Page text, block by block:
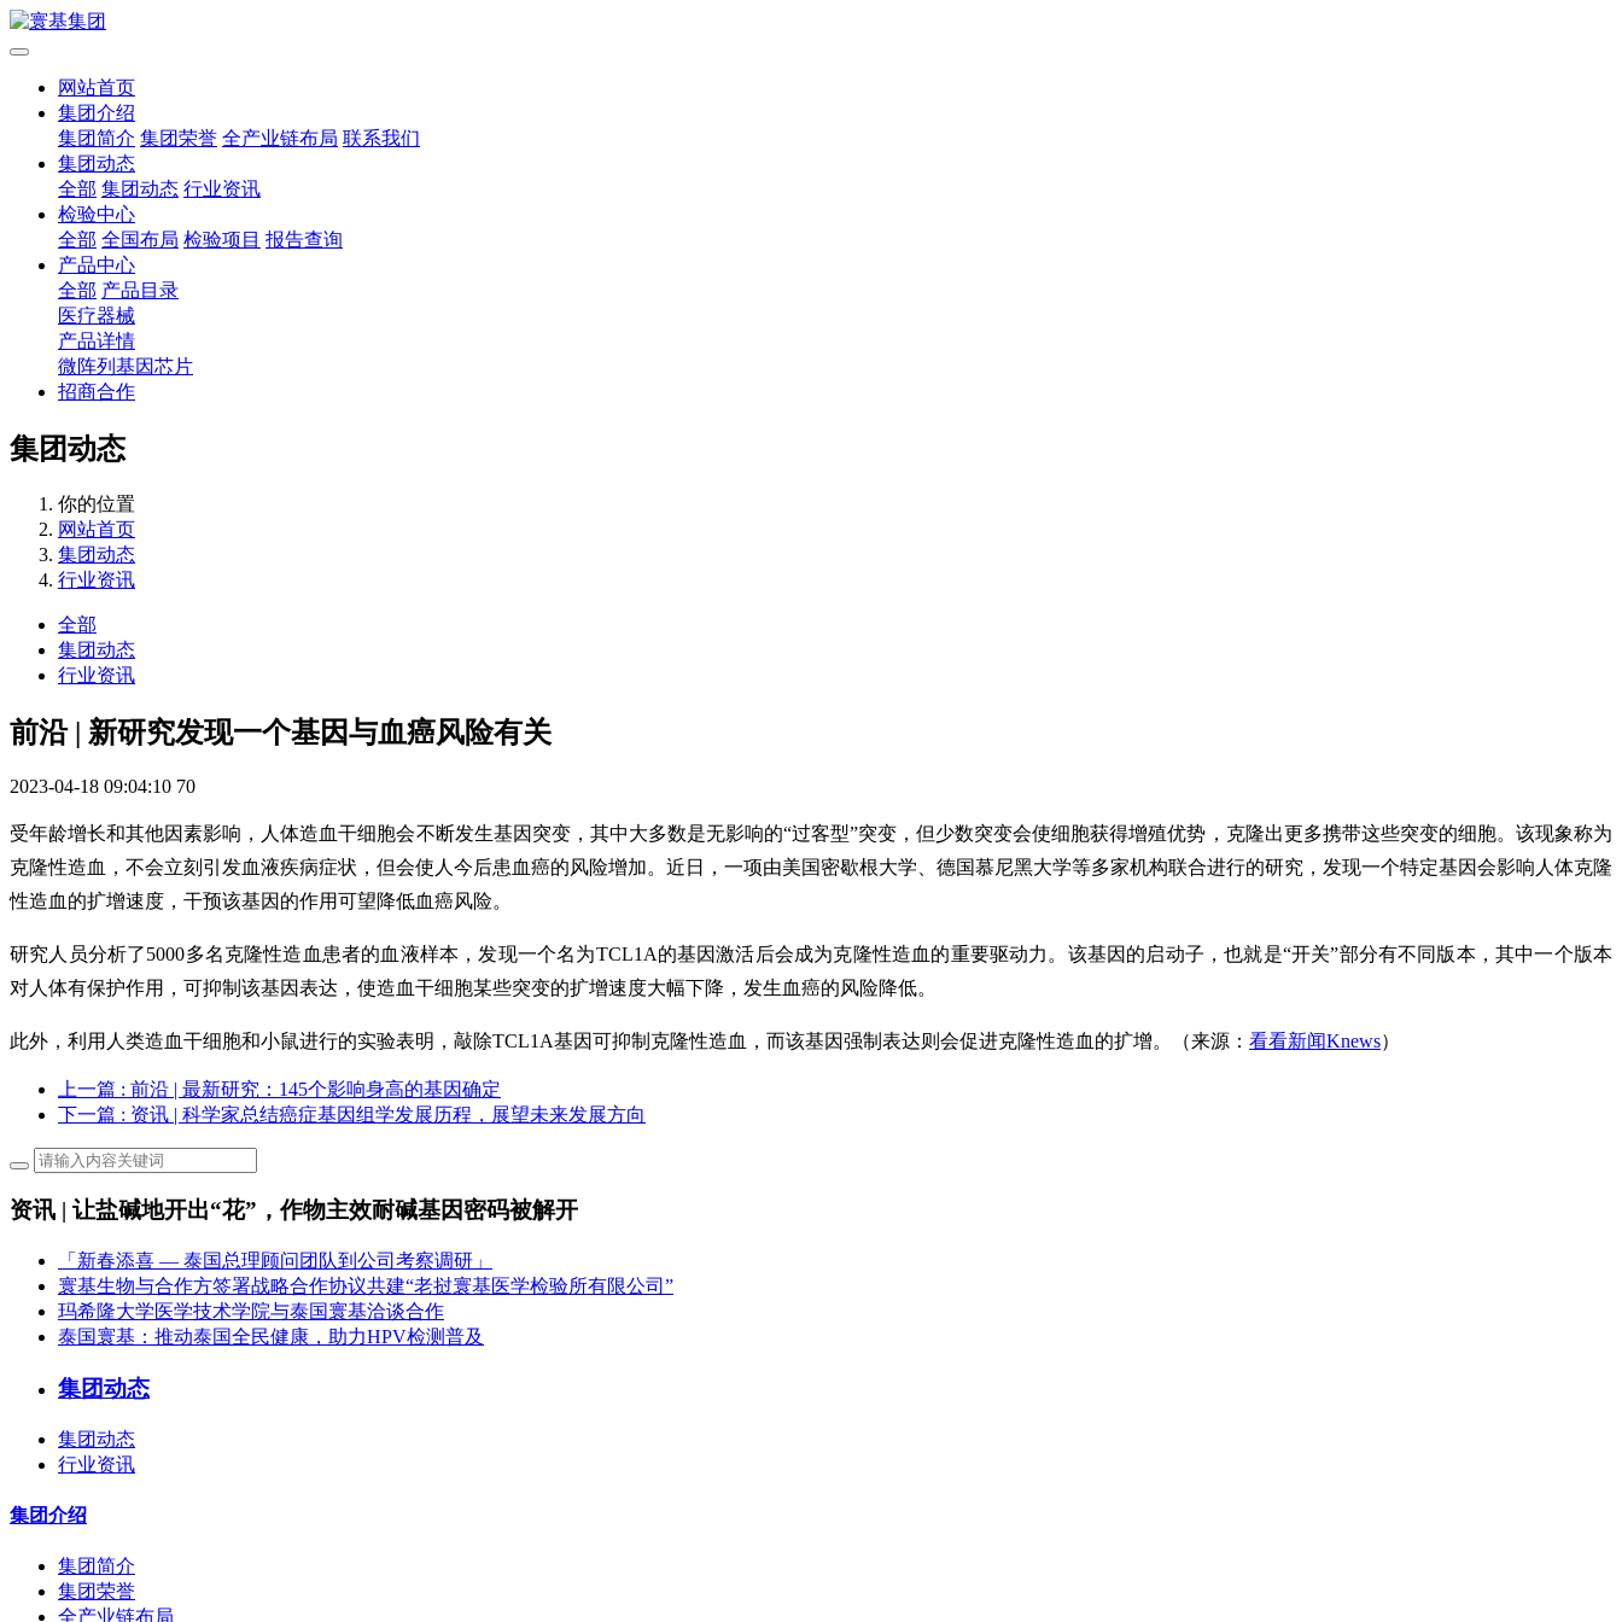
网站首页
集团介绍
集团简介 集团荣誉 全产业链布局 联系我们
集团动态
全部 集团动态 行业资讯
检验中心
全部 全国布局 检验项目 报告查询
产品中心
全部 产品目录
医疗器械
产品详情
微阵列基因芯片
招商合作
集团动态
你的位置
网站首页
集团动态
行业资讯
全部
集团动态
行业资讯
前沿 | 新研究发现一个基因与血癌风险有关
2023-04-18 09:04:10 70
受年龄增长和其他因素影响，人体造血干细胞会不断发生基因突变，其中大多数是无影响的“过客型”突变，但少数突变会使细胞获得增殖优势，克隆出更多携带这些突变的细胞。该现象称为
克隆性造血，不会立刻引发血液疾病症状，但会使人今后患血癌的风险增加。近日，一项由美国密歇根大学、德国慕尼黑大学等多家机构联合进行的研究，发现一个特定基因会影响人体克隆
性造血的扩增速度，干预该基因的作用可望降低血癌风险。
研究人员分析了5000多名克隆性造血患者的血液样本，发现一个名为TCL1A的基因激活后会成为克隆性造血的重要驱动力。该基因的启动子，也就是“开关”部分有不同版本，其中一个版本
对人体有保护作用，可抑制该基因表达，使造血干细胞某些突变的扩增速度大幅下降，发生血癌的风险降低。
此外，利用人类造血干细胞和小鼠进行的实验表明，敲除TCL1A基因可抑制克隆性造血，而该基因强制表达则会促进克隆性造血的扩增。（来源： 看看新闻Knews）
上一篇 : 前沿 | 最新研究：145个影响身高的基因确定
下一篇 : 资讯 | 科学家总结癌症基因组学发展历程，展望未来发展方向
资讯 | 让盐碱地开出“花”，作物主效耐碱基因密码被解开
「新春添喜 — 泰国总理顾问团队到公司考察调研」
寰基生物与合作方签署战略合作协议共建“老挝寰基医学检验所有限公司”
玛希隆大学医学技术学院与泰国寰基洽谈合作
泰国寰基：推动泰国全民健康，助力HPV检测普及
集团动态
集团动态
行业资讯
集团介绍
集团简介
集团荣誉
全产业链布局